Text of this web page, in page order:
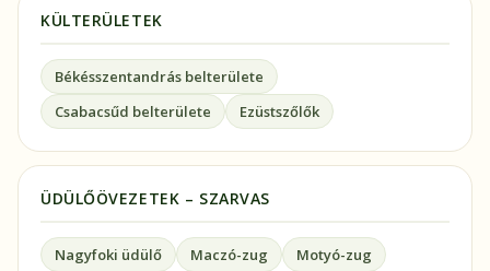
KÜLTERÜLETEK
Békésszentandrás belterülete
Csabacsűd belterülete
Ezüstszőlők
ÜDÜLŐÖVEZETEK – SZARVAS
Nagyfoki üdülő Maczó-zug
Motyó-zug